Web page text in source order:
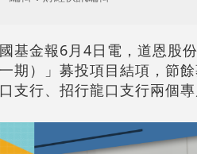
基金報6月4日電，道恩股
一期）」募投項目結項，節
支行、招行龍口支行兩個